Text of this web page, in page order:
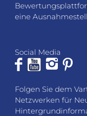
eine
Social Media
Folgen Sie dem
Netzwerken für